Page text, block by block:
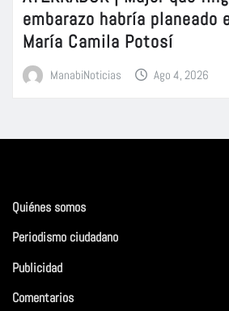
embarazo habría planeado
María Camila Potosí
ManabiNoticias Ago 4, 2026
Quiénes somos
Periodismo ciudadano
Publicidad
Comentarios